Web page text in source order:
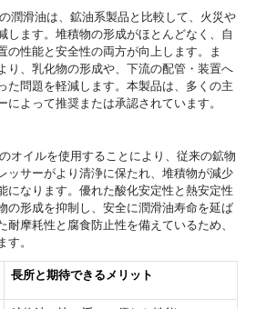
潤滑油は、鉱油系製品と比較して、火災や
します。堆積物の形成がほとんどなく、自
の性能と安全性の両方が向上します。ま
り、乳化物の形成や、下流の配管・装置へ
た問題を軽減します。本製品は、多くの主
よって推奨または承認されています。
オイルを使用することにより、従来の鉱物
ッサーがより清浄に保たれ、堆積物が減少
になります。優れた酸化安定性と熱安定性
の形成を抑制し、安全に潤滑油寿命を延ば
摩耗性と腐食防止性を備えているため、
。
長所と期待できるメリット